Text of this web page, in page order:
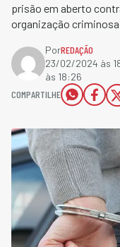
prisão em aberto
organização
PorREDAÇÃO
23/02/2024 às
às 18:26
COMPARTILHE